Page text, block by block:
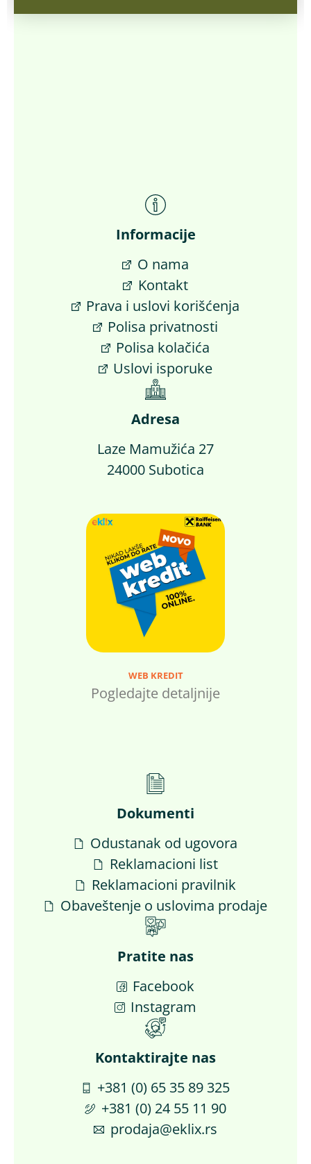
Informacije
O nama
Kontakt
Prava i uslovi korišćenja
Polisa privatnosti
Polisa kolačića
Uslovi isporuke
Adresa
Laze Mamužića 27
24000 Subotica
WEB KREDIT
Pogledajte detaljnije
Dokumenti
Odustanak od ugovora
Reklamacioni list
Reklamacioni pravilnik
Obaveštenje o uslovima prodaje
Pratite nas
Facebook
Instagram
Kontaktirajte nas​
+381 (0) 65 35 89 325
+381 (0) 24 55 11 90
prodaja@eklix.rs